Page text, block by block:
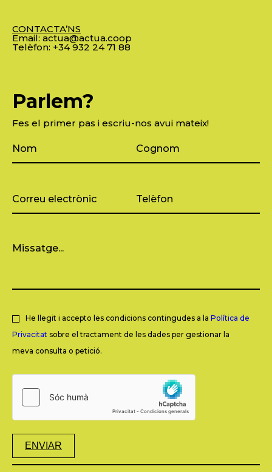
CONTACTA’NS
Email: actua@actua.coop
Telèfon: +34 932 24 71 88
Parlem?
Fes el primer pas i escriu-nos avui mateix!
He llegit i accepto les condicions contingudes a la Política de
Privacitat sobre el tractament de les dades per gestionar la
meva consulta o petició.
ENVIAR